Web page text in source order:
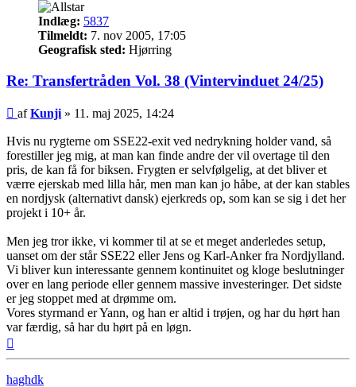
Indlæg: 5837
Tilmeldt: 7. nov 2005, 17:05
Geografisk sted: Hjørring
Re: Transfertråden Vol. 38 (Vintervinduet 24/25)
Indlæg
afKunji » 11. maj 2025, 14:24
Hvis nu rygterne om SSE22-exit ved nedrykning holder vand, så
forestiller jeg mig, at man kan finde andre der vil overtage til den
pris, de kan få for biksen. Frygten er selvfølgelig, at det bliver et
værre ejerskab med lilla hår, men man kan jo håbe, at der kan stables
en nordjysk (alternativt dansk) ejerkreds op, som kan se sig i det her
projekt i 10+ år.
Men jeg tror ikke, vi kommer til at se et meget anderledes setup,
uanset om der står SSE22 eller Jens og Karl-Anker fra Nordjylland.
Vi bliver kun interessante gennem kontinuitet og kloge beslutninger
over en lang periode eller gennem massive investeringer. Det sidste
er jeg stoppet med at drømme om.
Vores styrmand er Yann, og han er altid i trøjen, og har du hørt han
var færdig, så har du hørt på en løgn.
haghdk